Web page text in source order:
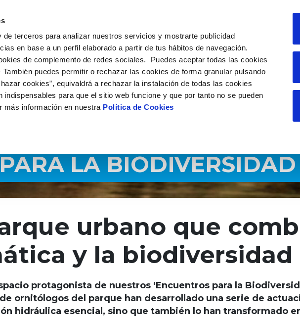
terceros para analizar nuestros servicios y mostrarte publicidad
en base a un perfil elaborado a partir de tus hábitos de navegación.
de complemento de redes sociales. Puedes aceptar todas las cookies
También puedes permitir o rechazar las cookies de forma granular pulsando
cookies”, equivaldrá a rechazar la instalación de todas las cookies
para que el sitio web funcione y que por tanto no se pueden
más información en nuestra Política de Cookies
LA BIODIVERSIDAD
urbano que
y la biodiversidad
protagonista de nuestros ‘Encuentros para la
ornitólogos del parque han desarrollado una serie de
hidráulica esencial, sino que también lo han transformado